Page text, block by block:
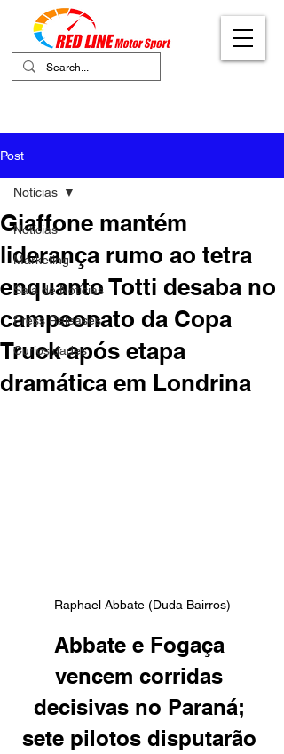
Post
Notícias
Marketing
Sala de Notícias
Press Releases
Curiosidades
Notícias
Giaffone mantém
liderança rumo ao tetra
enquanto Totti desaba no
campeonato da Copa
Truck após etapa
dramática em Londrina
Raphael Abbate (Duda Bairros)
Abbate e Fogaça
vencem corridas
decisivas no Paraná;
sete pilotos disputarão